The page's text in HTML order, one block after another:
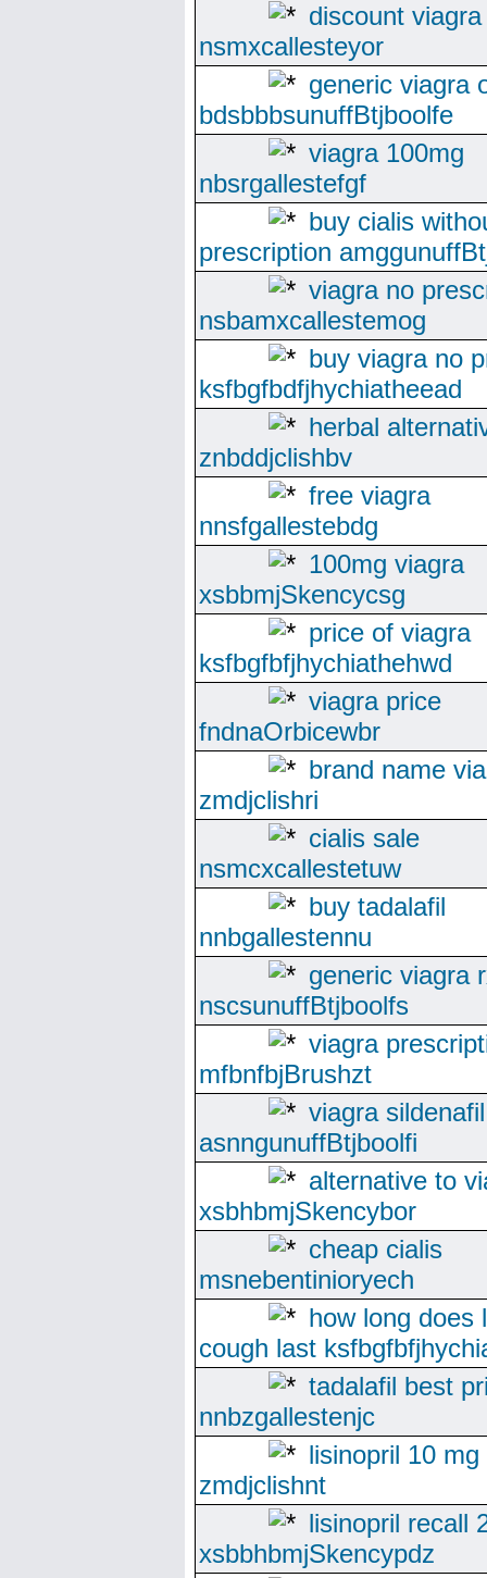
discount
nsmxcallesteyor
generic viagra
bdsbbbsunuffBtjboolfe
viagra 100mg
nbsrgallestefgf
buy cialis
prescription
viagra no
nsbamxcallestemog
buy viagra no
ksfbgfbdfjhychiatheead
herbal
znbddjclishbv
free viagra
nnsfgallestebdg
100mg viagra
xsbbmjSkencycsg
price of viagra
ksfbgfbfjhychiathehwd
viagra price
fndnaOrbicewbr
brand name
zmdjclishri
cialis sale
nsmcxcallestetuw
buy tadalafil
nnbgallestennu
generic viagra
nscsunuffBtjboolfs
viagra
mfbnfbjBrushzt
viagra sildenafil
asnngunuffBtjboolfi
alternative to
xsbhbmjSkencybor
cheap cialis
msnebentinioryech
how long does
cough last
tadalafil best
nnbzgallestenjc
lisinopril 10 mg
zmdjclishnt
lisinopril recall
xsbbhbmjSkencypdz